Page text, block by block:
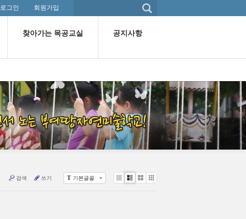
로그인 회원가입
찾아가는 목공교실 공지사항
T 기본글꼴
검색 쓰기
Li
Zi
G
C